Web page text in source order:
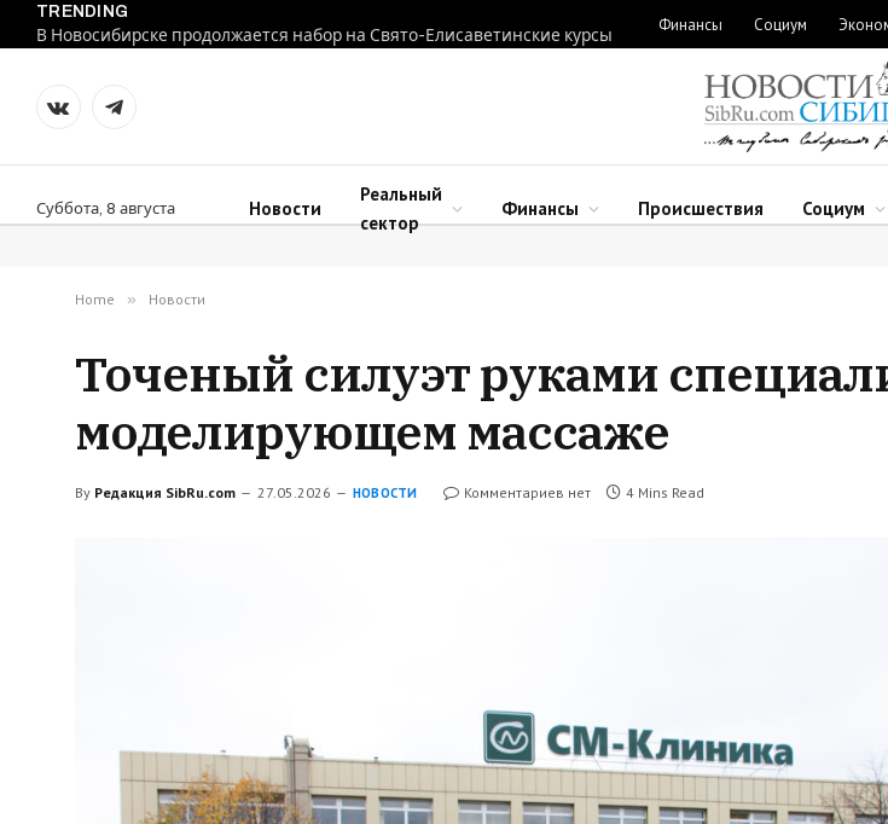
TRENDING
В Новосибирске продолжается набор на Свято-Елисаветинские курсы
Финансы Социум
VKontakteTelegram
Суббота, 8 августа Новости
Реальный
сектор
Финансы Происшествия Социум
Home » Новости
Точеный силуэт руками
моделирующем массаже
By Редакция SibRu.com 27.05.2026 НОВОСТИ Комментариев нет 4 Mins Read